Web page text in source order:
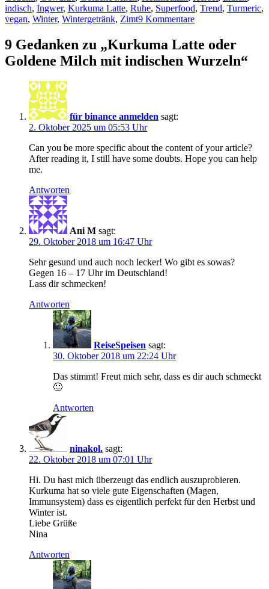
indisch, Ingwer, Kurkuma Latte, Ruhe, Superfood, Trend, Turmeric,
vegan, Winter, Wintergetränk, Zimt9 Kommentare
9 Gedanken zu „Kurkuma Latte oder
Goldene Milch mit indischen Wurzeln“
für binance anmelden sagt:
2. Oktober 2025 um 05:53 Uhr
Can you be more specific about the content of your article?
After reading it, I still have some doubts. Hope you can help
me.
Antworten
Ani M sagt:
29. Oktober 2018 um 16:47 Uhr
Sehr gesund und auch noch lecker! Wo gibt es sowas?
Gegen 16 – 17 Uhr im Deutschland!
Lass dir schmecken!
Antworten
ReiseSpeisen sagt:
30. Oktober 2018 um 22:24 Uhr
Das stimmt! Freut mich sehr, dass es dir auch schmeckt
🙂
Antworten
ninakol. sagt:
22. Oktober 2018 um 07:01 Uhr
Hi. Du hast mich überzeugt das endlich auszuprobieren.
Kurkuma hat so viele gute Eigenschaften (Magen,
Immunsystem) dass es eigentlich perfekt für den Herbst und
Winter ist.
Liebe Grüße
Nina
Antworten